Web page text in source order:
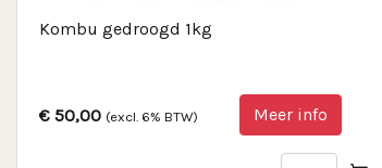
Kombu gedroogd 1kg
€ 50,00 (excl. 6% BTW) Meer info